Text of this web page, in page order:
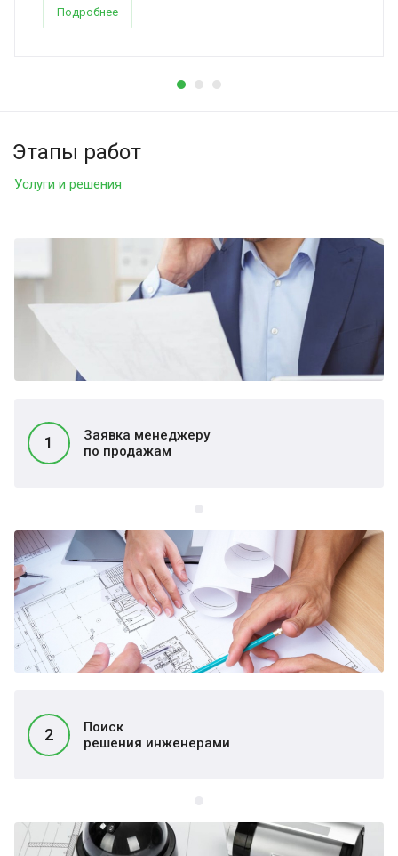
Подробнее
Услуги и решения
Этапы работ
1
Заявка менеджеру
по продажам
2
Поиск
решения инженерами